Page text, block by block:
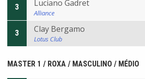
3 Luciano Gadret
Alliance
3 Clay Bergamo
Lotus Club
MASTER 1 / ROXA / MASCULINO / MÉDIO